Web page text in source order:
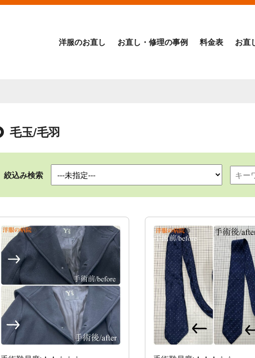
洋服のお直し お直し・修理の事例 料金表 お直
毛玉/毛羽
絞込み検索